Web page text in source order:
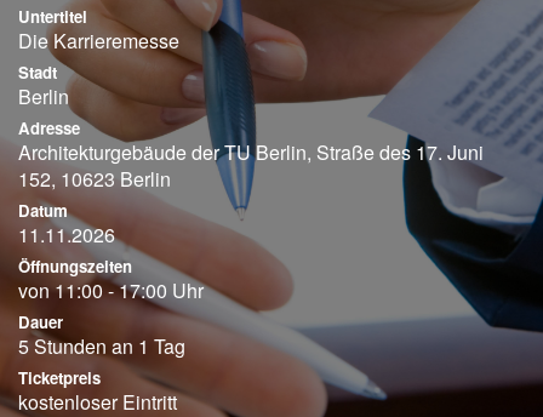
Untertitel
Die Karrieremesse
Stadt
Berlin
Adresse
Architekturgebäude der TU Berlin, Straße des 17. Juni
152, 10623 Berlin
Datum
11.11.2026
Öffnungszeiten
von 11:00 - 17:00 Uhr
Dauer
5 Stunden an 1 Tag
Ticketpreis
kostenloser Eintritt